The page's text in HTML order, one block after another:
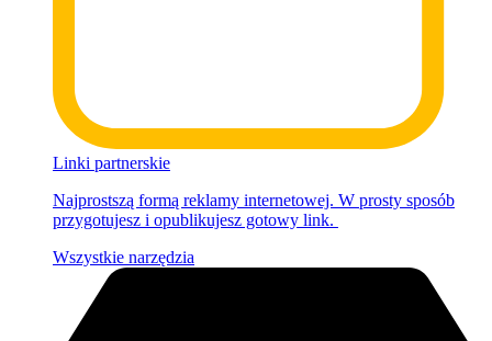
Linki partnerskie
Najprostszą formą reklamy internetowej. W prosty sposób
przygotujesz i opublikujesz gotowy link.
Wszystkie narzędzia